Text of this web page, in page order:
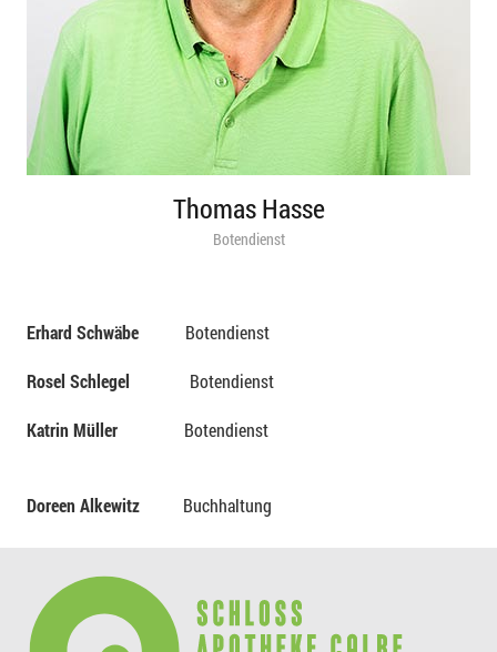
Thomas Hasse
Botendienst
Erhard Schwäbe Botendienst
Rosel Schlegel Botendienst
Katrin Müller Botendienst
Doreen Alkewitz Buchhaltung